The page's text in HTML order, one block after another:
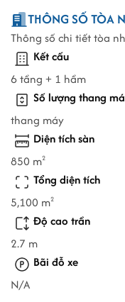
THÔNG SỐ TÒA
Thông số chi tiết tòa
Kết cấu
6 tầng + 1 hầm
Số lượng thang
thang máy
Diện tích sàn
850 m2
Tổng diện tích
5,100 m2
Độ cao trần
2.7 m
Bãi đỗ xe
N/A